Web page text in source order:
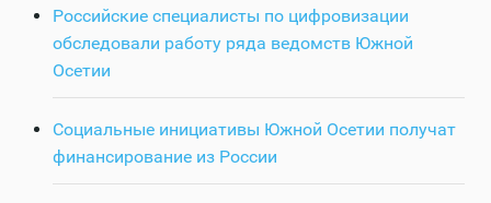
Российские специалисты по цифровизации
обследовали работу ряда ведомств Южной
Осетии
Социальные инициативы Южной Осетии получат
финансирование из России